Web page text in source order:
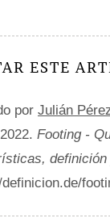
ESTE
por Julián
Footing -